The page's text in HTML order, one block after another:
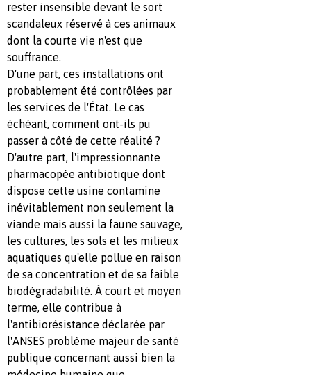
rester insensible devant le sort
scandaleux réservé à ces animaux
dont la courte vie n'est que
souffrance.
D'une part, ces installations ont
probablement été contrôlées par
les services de l'État. Le cas
échéant, comment ont-ils pu
passer à côté de cette réalité ?
D'autre part, l'impressionnante
pharmacopée antibiotique dont
dispose cette usine contamine
inévitablement non seulement la
viande mais aussi la faune sauvage,
les cultures, les sols et les milieux
aquatiques qu'elle pollue en raison
de sa concentration et de sa faible
biodégradabilité. À court et moyen
terme, elle contribue à
l'antibiorésistance déclarée par
l'ANSES problème majeur de santé
publique concernant aussi bien la